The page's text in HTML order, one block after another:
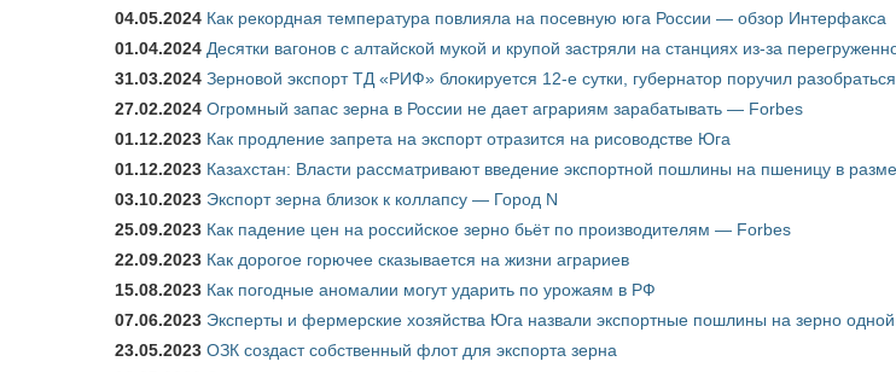
04.05.2024 Как рекордная температура повлияла на посевную юга России — обзор Интерфакса
01.04.2024 Десятки вагонов с алтайской мукой и крупой застряли на станциях из-за
31.03.2024 Зерновой экспорт ТД «РИФ» блокируется 12-е сутки, губернатор поручил
27.02.2024 Огромный запас зерна в России не дает аграриям зарабатывать — Forbes
01.12.2023 Как продление запрета на экспорт отразится на рисоводстве Юга
01.12.2023 Казахстан: Власти рассматривают введение экспортной пошлины на пшеницу в
03.10.2023 Экспорт зерна близок к коллапсу — Город N
25.09.2023 Как падение цен на российское зерно бьёт по производителям — Forbes
22.09.2023 Как дорогое горючее сказывается на жизни аграриев
15.08.2023 Как погодные аномалии могут ударить по урожаям в РФ
07.06.2023 Эксперты и фермерские хозяйства Юга назвали экспортные пошлины на зерно
23.05.2023 ОЗК создаст собственный флот для экспорта зерна